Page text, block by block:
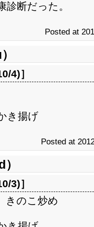
診断だった。
Posted at
4)］
き揚げ
Posted at
3)］
きのこ炒め